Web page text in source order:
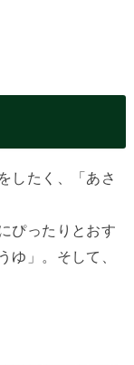
したく、「あさ
ぴったりとおす
ゆ」。そして、